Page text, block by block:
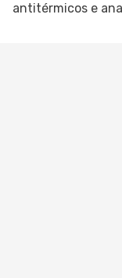
antitérmicos e